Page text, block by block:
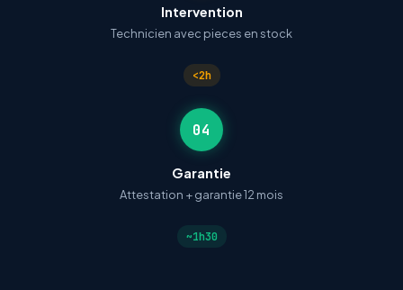
Intervention
Technicien avec pieces en stock
<2h
04
Garantie
Attestation + garantie 12 mois
~1h30